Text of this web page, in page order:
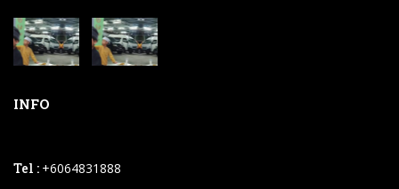
INFO
Tel : +6064831888